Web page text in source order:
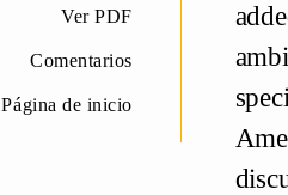
Ver PDF
Comentarios
Página de inicio